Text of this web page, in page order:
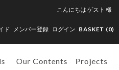
こんにちは ゲスト 様
ド メンバー登録 ログイン BASKET (0)
Our Contents Projects